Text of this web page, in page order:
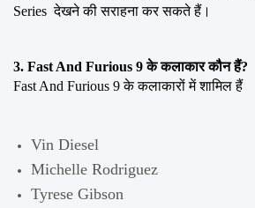
Series  देखने की सराहना कर सकते हैं।
3. Fast And Furious 9 के कलाकार कौन हैं?
Fast And Furious 9 के कलाकारों में शामिल हैं
Vin Diesel
Michelle Rodriguez
Tyrese Gibson